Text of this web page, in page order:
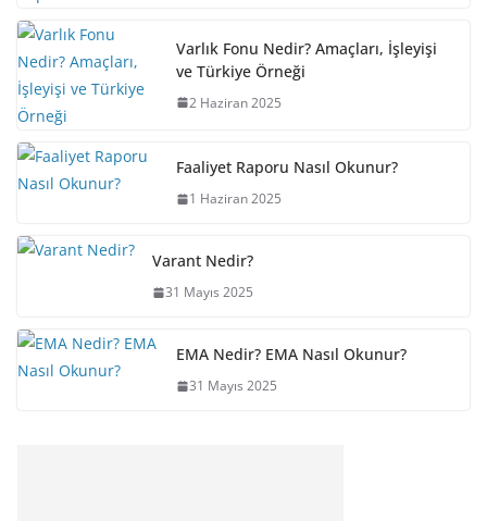
Varlık Fonu Nedir? Amaçları, İşleyişi
ve Türkiye Örneği
2 Haziran 2025
Faaliyet Raporu Nasıl Okunur?
1 Haziran 2025
Varant Nedir?
31 Mayıs 2025
EMA Nedir? EMA Nasıl Okunur?
31 Mayıs 2025